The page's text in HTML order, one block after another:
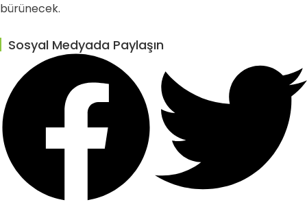
bürünecek.
Sosyal Medyada Paylaşın